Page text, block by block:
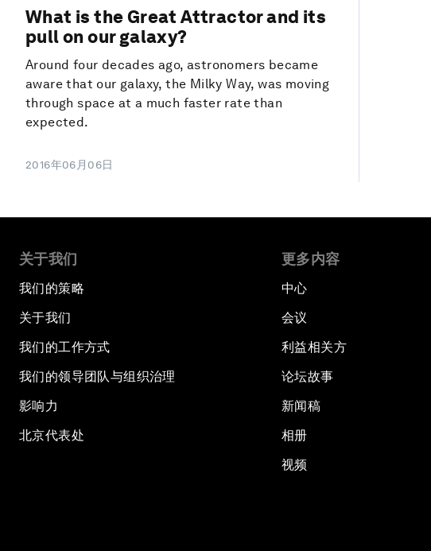
What is the Great Attractor and its
pull on our galaxy?
Around four decades ago, astronomers became
aware that our galaxy, the Milky Way, was moving
through space at a much faster rate than
expected.
2016年06月06日
关于我们
我们的策略
关于我们
我们的工作方式
我们的领导团队与组织治理
影响力
北京代表处
更多内容
中心
会议
利益相关方
论坛故事
新闻稿
相册
视频